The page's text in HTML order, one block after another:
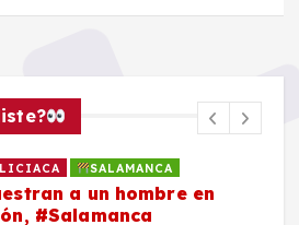
SALAMANCA
a un hombre en
#Salamanca